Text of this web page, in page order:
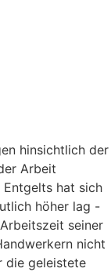
hinsichtlich der
Arbeit
Entgelts hat sich
höher lag -
seiner
nicht
die geleistete